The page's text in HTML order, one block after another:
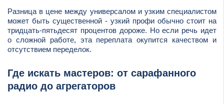
Разница в цене между универсалом и узким специалистом
может быть существенной - узкий профи обычно стоит на
тридцать-пятьдесят процентов дороже. Но если речь идет
о сложной работе, эта переплата окупится качеством и
отсутствием переделок.
Где искать мастеров: от сарафанного
радио до агрегаторов